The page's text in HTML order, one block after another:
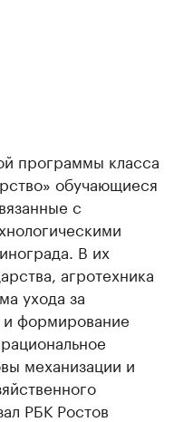
программы класса
обучающиеся
с
В их
агротехника
ухода за
и формирование
механизации и
РБК Ростов